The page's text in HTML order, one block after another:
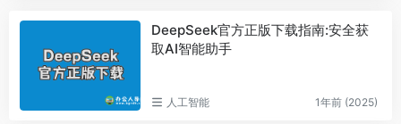
DeepSeek官方正版下载指南:安全获
取AI智能助手
人工智能 1年前 (2025)